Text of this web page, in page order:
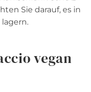
Sie darauf, es in
vegan